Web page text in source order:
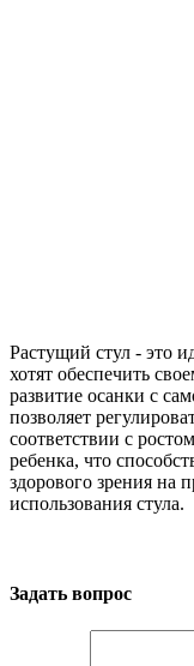
Растущий стул - это
хотят обеспечить
развитие осанки с
позволяет
соответствии с
ребенка, что
здорового зрения на
использования стула.
Задать вопрос